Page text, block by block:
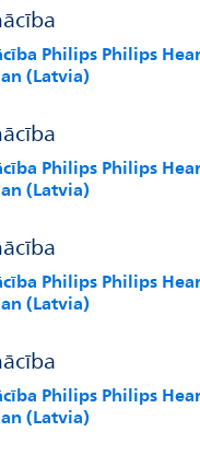
Philips Philips
(Latvia)
Philips Philips
(Latvia)
Philips Philips
(Latvia)
Philips Philips
(Latvia)